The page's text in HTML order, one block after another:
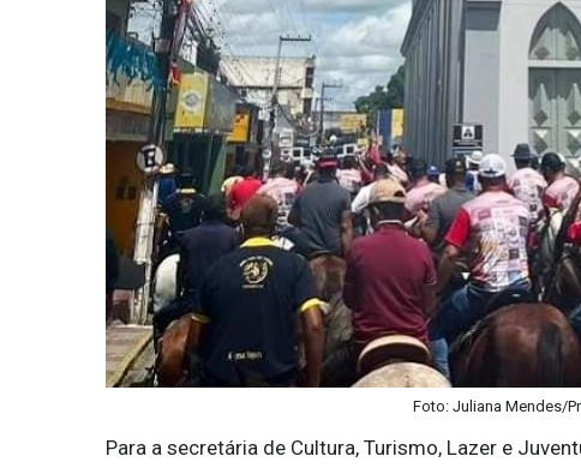
Foto: Juliana Mendes/
Para a secretária de Cultura, Turismo, Lazer e